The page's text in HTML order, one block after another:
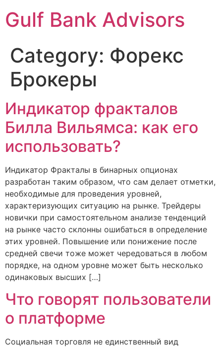
Gulf Bank Advisors
Category: Форекс
Брокеры
Индикатор фракталов
Билла Вильямса: как его
использовать?
Индикатор Фракталы в бинарных опционах
разработан таким образом, что сам делает отметки,
необходимые для проведения уровней,
характеризующих ситуацию на рынке. Трейдеры
новички при самостоятельном анализе тенденций
на рынке часто склонны ошибаться в определение
этих уровней. Повышение или понижение после
средней свечи тоже может чередоваться в любом
порядке, на одном уровне может быть несколько
одинаковых высших […]
Что говорят пользователи
о платформе
Социальная торговля не единственный вид